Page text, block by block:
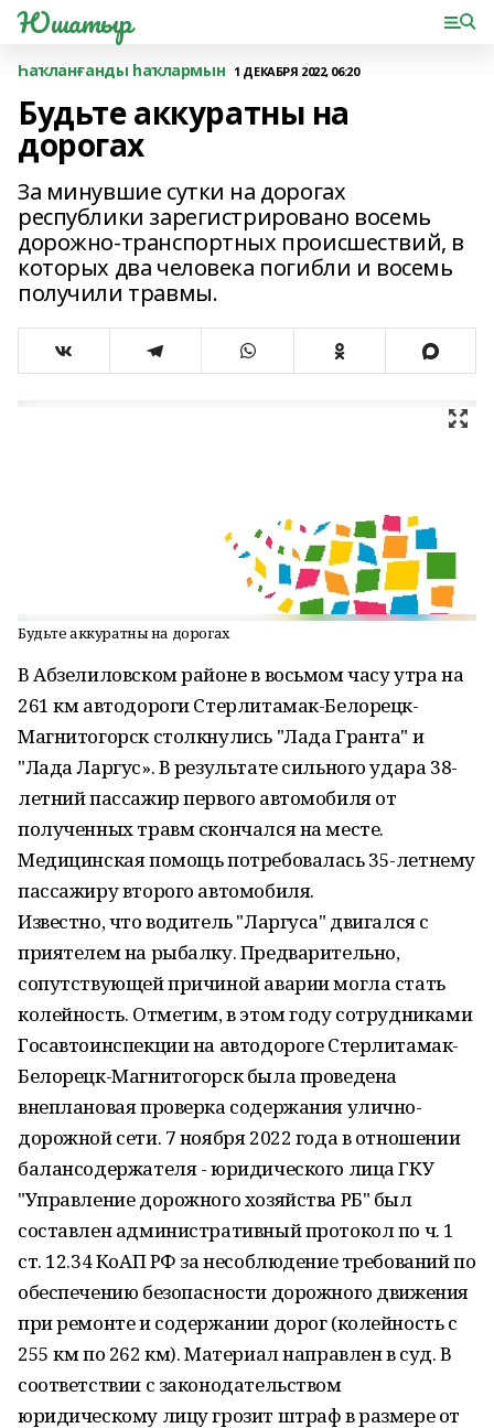
Юшатыр
Һаҡланғанды һаҡлармын 1 ДЕКАБРЯ 2022, 06:20
Будьте аккуратны на
дорогах
За минувшие сутки на дорогах
республики зарегистрировано восемь
дорожно-транспортных происшествий, в
которых два человека погибли и восемь
получили травмы.
Будьте аккуратны на дорогах
В Абзелиловском районе в восьмом часу утра на
261 км автодороги Стерлитамак-Белорецк-
Магнитогорск столкнулись "Лада Гранта" и
"Лада Ларгус». В результате сильного удара 38-
летний пассажир первого автомобиля от
полученных травм скончался на месте.
Медицинская помощь потребовалась 35-летнему
пассажиру второго автомобиля.
Известно, что водитель "Ларгуса" двигался с
приятелем на рыбалку. Предварительно,
сопутствующей причиной аварии могла стать
колейность. Отметим, в этом году сотрудниками
Госавтоинспекции на автодороге Стерлитамак-
Белорецк-Магнитогорск была проведена
внеплановая проверка содержания улично-
дорожной сети. 7 ноября 2022 года в отношении
балансодержателя - юридического лица ГКУ
"Управление дорожного хозяйства РБ" был
составлен административный протокол по ч. 1
ст. 12.34 КоАП РФ за несоблюдение требований по
обеспечению безопасности дорожного движения
при ремонте и содержании дорог (колейность с
255 км по 262 км). Материал направлен в суд. В
соответствии с законодательством
юридическому лицу грозит штраф в размере от